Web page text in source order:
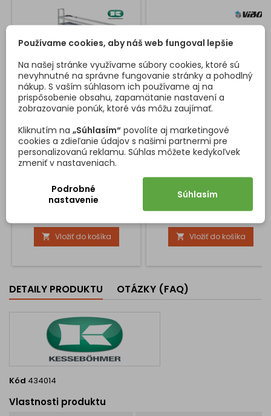
PLNOVÝSUVNÝ KÔŠ 15-3D /
CHRÓM
Plnovýsuvný kôš 15-3D chróm
dvoma pochrómovanými
drôtenými košmi s plným
dnom a funkciou tlmenia
pohyb výsuvného systému,
vysokú pevnosť, stabilitu
košov a komfort pri
kôš s min. hĺbkou 500mm, 2x
úchyty čela, 2x...
 Vložiť do košíka
DRÔTENÝ KÔŠ NA STOJAN
VIBO STANDARD / CHRÓM
Cena
 Vložiť do košíka
DETAILY PRODUKTU OTÁZKY (FAQ)
Kód 434014
Vlastnosti produktu
Používame cookies, aby náš web fungoval lepšie
Na našej stránke využívame súbory cookies, ktoré sú
nevyhnutné na správne fungovanie stránky a pohodlný
nákup. S vaším súhlasom ich používame aj na
prispôsobenie obsahu, zapamätanie nastavení a
zobrazovanie ponúk, ktoré vás môžu zaujímať.
Kliknutím na „Súhlasím“ povolíte aj marketingové
cookies a zdieľanie údajov s našimi partnermi pre
personalizovanú reklamu. Súhlas môžete kedykoľvek
zmeniť v nastaveniach.
Podrobné
nastavenie
Súhlasím